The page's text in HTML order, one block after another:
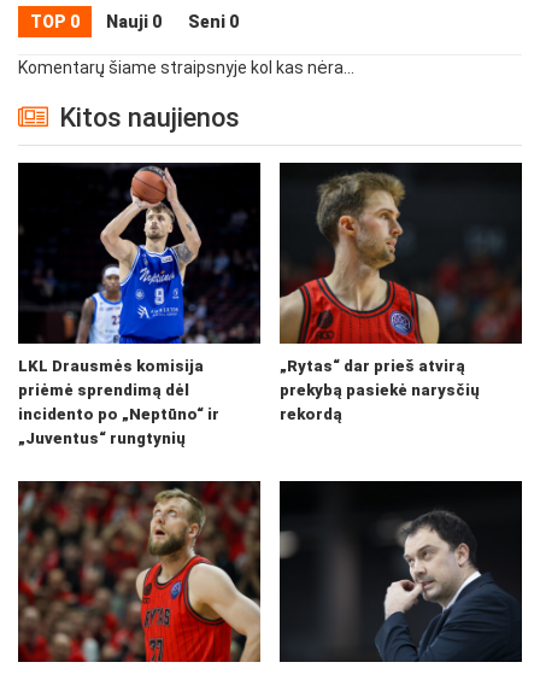
TOP 0 Nauji 0 Seni 0
Komentarų šiame straipsnyje kol kas nėra...
Kitos naujienos
LKL Drausmės komisija
priėmė sprendimą dėl
incidento po „Neptūno“ ir
„Juventus“ rungtynių
„Rytas“ dar prieš atvirą
prekybą pasiekė narysčių
rekordą